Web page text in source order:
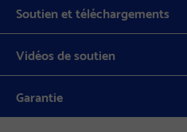
Soutien et téléchargements
Vidéos de soutien
Garantie